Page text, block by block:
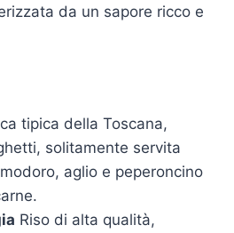
da un sapore ricco e
tipica della Toscana,
solitamente servita
aglio e peperoncino
Riso di alta qualità,